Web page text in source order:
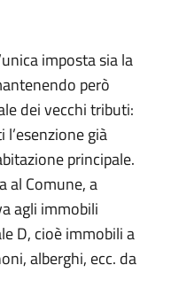
imposta sia la
però
dei vecchi tributi:
già
principale.
al Comune, a
agli immobili
D, cioè immobili a
alberghi, ecc. da